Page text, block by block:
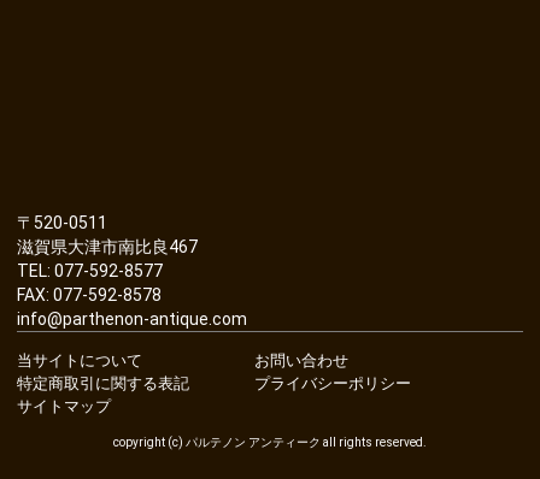
〒520-0511
滋賀県大津市南比良467
TEL: 077-592-8577
FAX: 077-592-8578
info@parthenon-antique.com
当サイトについて
お問い合わせ
特定商取引に関する表記
プライバシーポリシー
サイトマップ
copyright (c) パルテノン アンティーク all rights reserved.